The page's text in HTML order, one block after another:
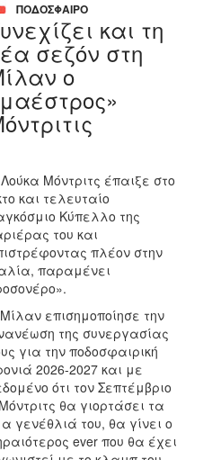
ΠΟΔΟΣΦΑΙΡΟ
και τη
σεζόν στη
ο
Μόντριτς έπαιξε στο
και τελευταίο
Κύπελλο της
του και
πλέον στην
παραμένει
επισημοποίησε την
της συνεργασίας
για την ποδοσφαιρική
2026-2027 και με
ότι τον Σεπτέμβριο
θα γιορτάσει τα
γενέθλιά του, θα γίνει ο
ever που θα έχει